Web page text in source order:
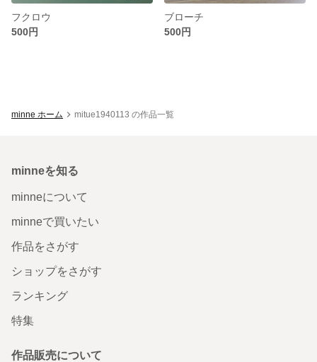
フクロウ
500円
ブローチ
500円
minne ホーム mitue1940113 の作品一覧
minneを知る
minneについて
minneで買いたい
作品をさがす
ショップをさがす
ランキング
特集
作品販売について